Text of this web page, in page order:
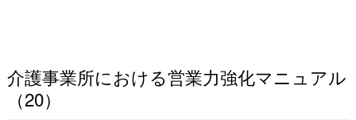
介護事業所における営業力強化マニュアル
（20）